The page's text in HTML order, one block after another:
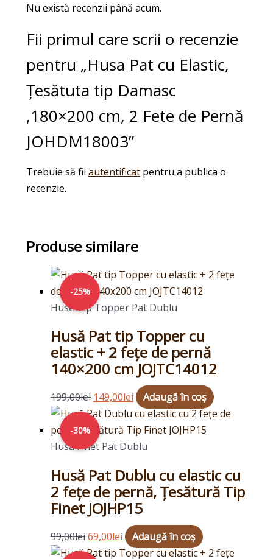
Nu există recenzii până acum.
Fii primul care scrii o recenzie
pentru „Husa Pat cu Elastic,
Țesătuta tip Damasc
,180×200 cm, 2 Fete de Pernă
JOHDM18003”
Trebuie să fii autentificat pentru a publica o
recenzie.
Produse similare
-25%
Huse Tip Topper Pat Dublu
Husă Pat tip Topper cu
elastic + 2 fețe de pernă
140×200 cm JOJTC14012
199,00lei
Prețul
inițial
a
199,00lei.
149,00lei
Prețul
curent
este:
Adaugă în coș
-30%
Husa Finet Pat Dublu
Husă Pat Dublu cu elastic cu
2 fețe de pernă, Țesătură Tip
Finet JOJHP15
99,00lei
Prețul
inițial
a
99,00lei.
69,00lei
Prețul
curent
este:
Adaugă în coș
Prețul
Prețul